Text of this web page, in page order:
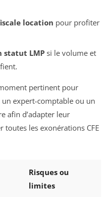
location pour profiter
statut LMPsi le volume et
pertinent pour
expert-comptable ou un
afin d’adapter leur
les exonérations CFE
Risques ou
limites